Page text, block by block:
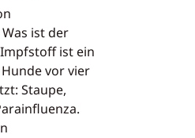
ist der
ist ein
vor vier
Staupe,